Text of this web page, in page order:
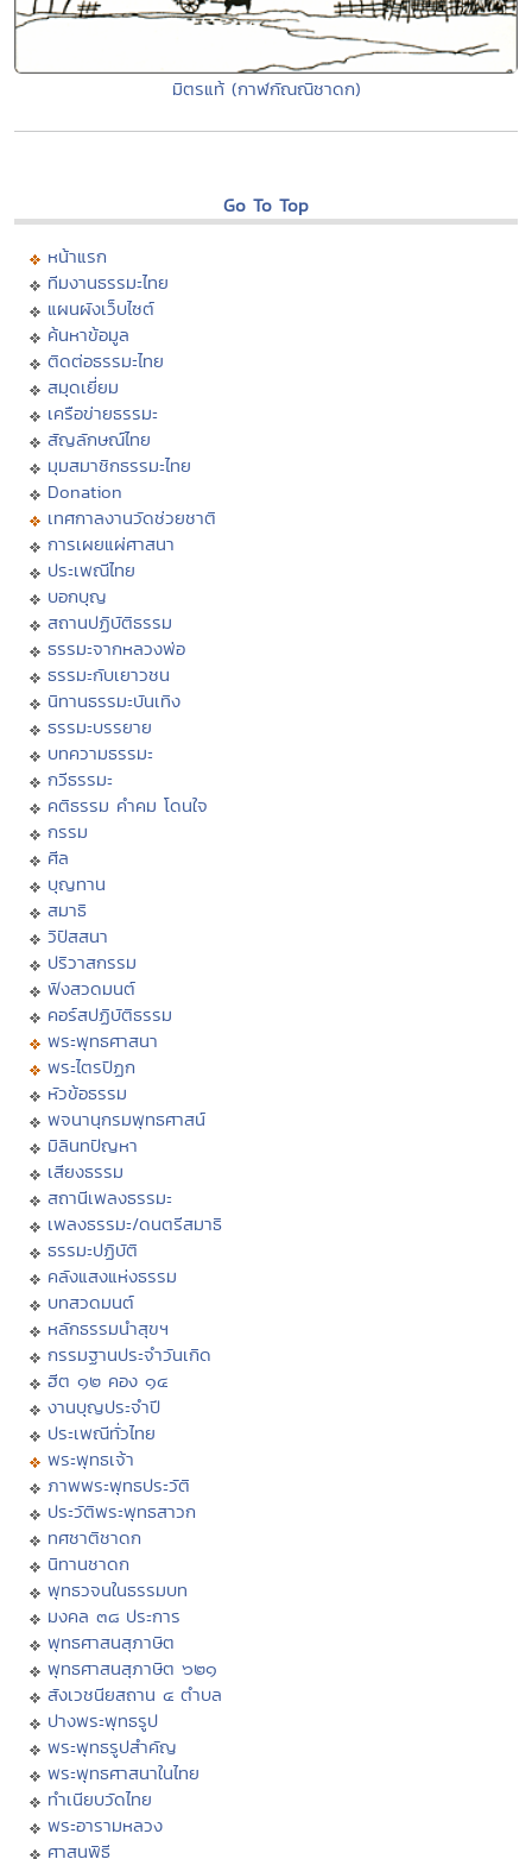
มิตรแท้ (กาฬกัณณิชาดก)
Go To Top
หน้าแรก
ทีมงานธรรมะไทย
แผนผังเว็บไซต์
ค้นหาข้อมูล
ติดต่อธรรมะไทย
สมุดเยี่ยม
เครือข่ายธรรมะ
สัญลักษณ์ไทย
มุมสมาชิกธรรมะไทย
Donation
เทศกาลงานวัดช่วยชาติ
การเผยแผ่ศาสนา
ประเพณีไทย
บอกบุญ
สถานปฏิบัติธรรม
ธรรมะจากหลวงพ่อ
ธรรมะกับเยาวชน
นิทานธรรมะบันเทิง
ธรรมะบรรยาย
บทความธรรมะ
กวีธรรมะ
คติธรรม คำคม โดนใจ
กรรม
ศีล
บุญทาน
สมาธิ
วิปัสสนา
ปริวาสกรรม
ฟังสวดมนต์
คอร์สปฏิบัติธรรม
พระพุทธศาสนา
พระไตรปิฏก
หัวข้อธรรม
พจนานุกรมพุทธศาสน์
มิลินทปัญหา
เสียงธรรม
สถานีเพลงธรรมะ
เพลงธรรมะ/ดนตรีสมาธิ
ธรรมะปฏิบัติ
คลังแสงแห่งธรรม
บทสวดมนต์
หลักธรรมนำสุขฯ
กรรมฐานประจำวันเกิด
ฮีต ๑๒ คอง ๑๔
งานบุญประจำปี
ประเพณีทั่วไทย
พระพุทธเจ้า
ภาพพระพุทธประวัติ
ประวัติพระพุทธสาวก
ทศชาติชาดก
นิทานชาดก
พุทธวจนในธรรมบท
มงคล ๓๘ ประการ
พุทธศาสนสุภาษิต
พุทธศาสนสุภาษิต ๖๒๑
สังเวชนียสถาน ๔ ตำบล
ปางพระพุทธรูป
พระพุทธรูปสำคัญ
พระพุทธศาสนาในไทย
ทำเนียบวัดไทย
พระอารามหลวง
ศาสนพิธี